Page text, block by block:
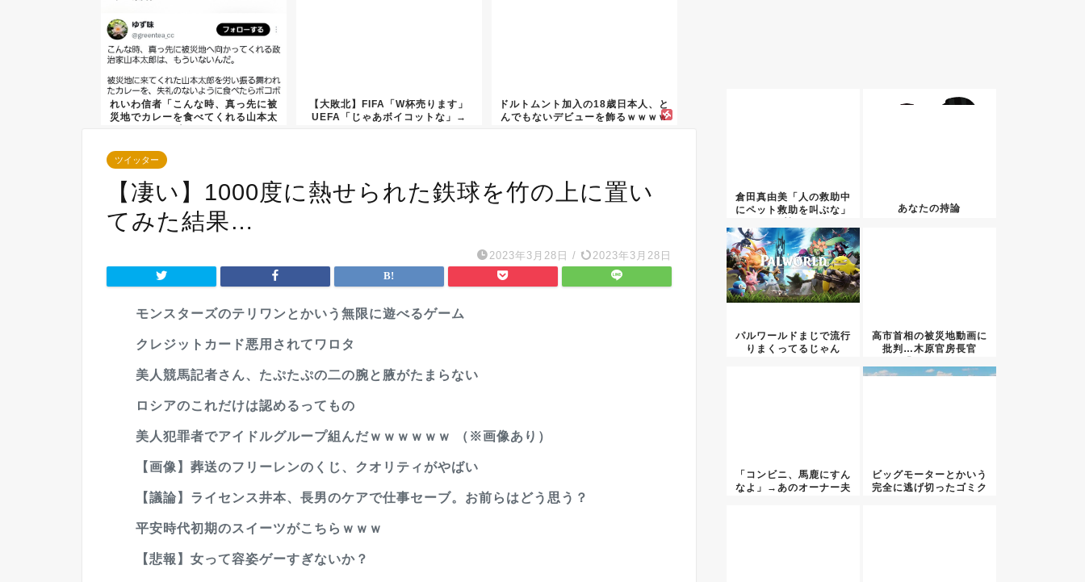
れいわ信者「こんな時、真っ先に被
災地でカレーを食べてくれる山本太
【大敗北】FIFA「W杯売ります」
UEFA「じゃあボイコットな」→
ドルトムント加入の18歳日本人、と
んでもないデビューを飾るｗｗｗｗ
ツイッター
【凄い】1000度に熱せられた鉄球を竹の上に置い
てみた結果…
2023年3月28日 / 2023年3月28日
モンスターズのテリワンとかいう無限に遊べるゲーム
クレジットカード悪用されてワロタ
美人競馬記者さん、たぷたぷの二の腕と腋がたまらない
ロシアのこれだけは認めるってもの
美人犯罪者でアイドルグループ組んだｗｗｗｗｗｗ （※画像あり）
【画像】葬送のフリーレンのくじ、クオリティがやばい
【議論】ライセンス井本、長男のケアで仕事セーブ。お前らはどう思う？
平安時代初期のスイーツがこちらｗｗｗ
【悲報】女って容姿ゲーすぎないか？
倉田真由美「人の救助中
にペット救助を叫ぶな」
あなたの持論
パルワールドまじで流行
りまくってるじゃん
高市首相の被災地動画に
批判…木原官房長官
「コンビニ、馬鹿にすん
なよ」→あのオーナー夫
ビッグモーターとかいう
完全に逃げ切ったゴミク